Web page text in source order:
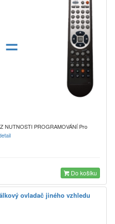
=
NUTNOSTI PROGRAMOVÁNÍ Pro
Do košíku
ovladač jiného vzhledu